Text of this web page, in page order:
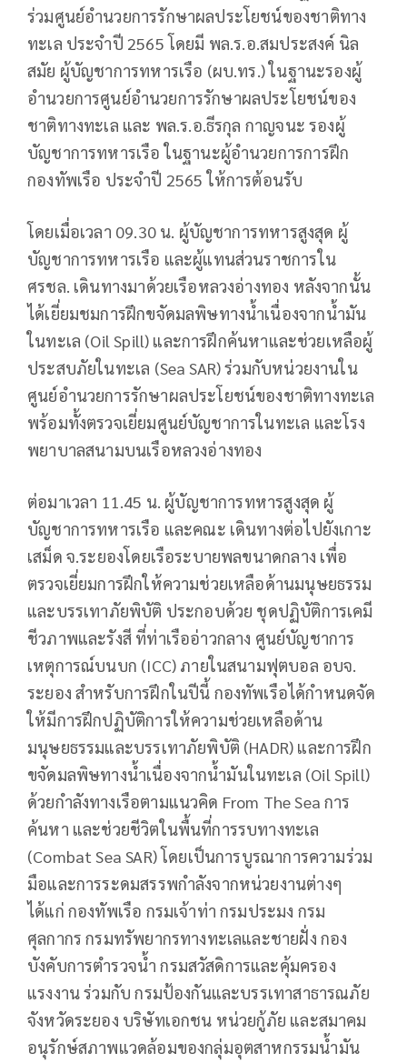
ร่วมศูนย์อำนวยการรักษาผลประโยชน์ของชาติทาง
ทะเล ประจำปี 2565 โดยมี พล.ร.อ.สมประสงค์ นิล
สมัย ผู้บัญชาการทหารเรือ (ผบ.ทร.) ในฐานะรองผู้
อำนวยการศูนย์อำนวยการรักษาผลประโยชน์ของ
ชาติทางทะเล และ พล.ร.อ.ธีรกุล กาญจนะ รองผู้
บัญชาการทหารเรือ ในฐานะผู้อำนวยการการฝึก
กองทัพเรือ ประจำปี 2565 ให้การต้อนรับ
โดยเมื่อเวลา 09.30 น. ผู้บัญชาการทหารสูงสุด ผู้
บัญชาการทหารเรือ และผู้แทนส่วนราชการใน
ศรชล. เดินทางมาด้วยเรือหลวงอ่างทอง หลังจากนั้น
ได้เยี่ยมชมการฝึกขจัดมลพิษทางน้ำเนื่องจากน้ำมัน
ในทะเล (Oil Spill) และการฝึกค้นหาและช่วยเหลือผู้
ประสบภัยในทะเล (Sea SAR) ร่วมกับหน่วยงานใน
ศูนย์อำนวยการรักษาผลประโยชน์ของชาติทางทะเล
พร้อมทั้งตรวจเยี่ยมศูนย์บัญชาการในทะเล และโรง
พยาบาลสนามบนเรือหลวงอ่างทอง
ต่อมาเวลา 11.45 น. ผู้บัญชาการทหารสูงสุด ผู้
บัญชาการทหารเรือ และคณะ เดินทางต่อไปยังเกาะ
เสม็ด จ.ระยองโดยเรือระบายพลขนาดกลาง เพื่อ
ตรวจเยี่ยมการฝึกให้ความช่วยเหลือด้านมนุษยธรรม
และบรรเทาภัยพิบัติ ประกอบด้วย ชุดปฏิบัติการเคมี
ชีวภาพและรังสี ที่ท่าเรืออ่าวกลาง ศูนย์บัญชาการ
เหตุการณ์บนบก (ICC) ภายในสนามฟุตบอล อบจ.
ระยอง สำหรับการฝึกในปีนี้ กองทัพเรือได้กำหนดจัด
ให้มีการฝึกปฏิบัติการให้ความช่วยเหลือด้าน
มนุษยธรรมและบรรเทาภัยพิบัติ (HADR) และการฝึก
ขจัดมลพิษทางน้ำเนื่องจากน้ำมันในทะเล (Oil Spill)
ด้วยกำลังทางเรือตามแนวคิด From The Sea การ
ค้นหา และช่วยชีวิตในพื้นที่การรบทางทะเล
(Combat Sea SAR) โดยเป็นการบูรณาการความร่วม
มือและการระดมสรรพกำลังจากหน่วยงานต่างๆ
ได้แก่ กองทัพเรือ กรมเจ้าท่า กรมประมง กรม
ศุลกากร กรมทรัพยากรทางทะเลและชายฝั่ง กอง
บังคับการตำรวจน้ำ กรมสวัสดิการและคุ้มครอง
แรงงาน ร่วมกับ กรมป้องกันและบรรเทาสาธารณภัย
จังหวัดระยอง บริษัทเอกชน หน่วยกู้ภัย และสมาคม
อนุรักษ์สภาพแวดล้อมของกลุ่มอุตสาหกรรมน้ำมัน